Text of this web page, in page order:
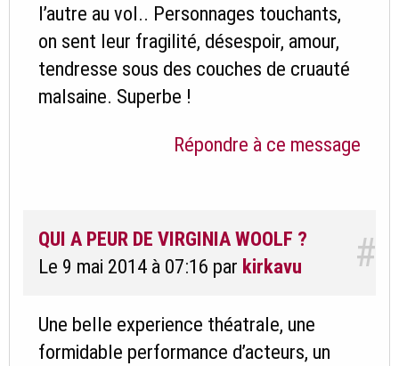
l’autre au vol.. Personnages touchants,
on sent leur fragilité, désespoir, amour,
tendresse sous des couches de cruauté
malsaine. Superbe !
Répondre à ce message
#
QUI A PEUR DE VIRGINIA WOOLF ?
Le 9 mai 2014 à 07:16 par kirkavu
Une belle experience théatrale, une
formidable performance d’acteurs, un